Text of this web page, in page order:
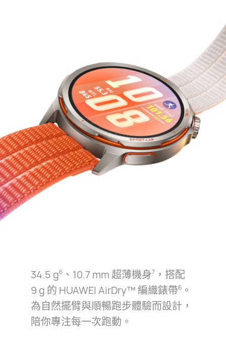
34.5 g6、10.7⁠ mm 超薄機身7，搭配
9⁠ g 的 HUAWEI AirDry™ 編織錶帶6。
為自然擺臂與順暢跑步體驗而設計，
陪你專注每一次跑⁠動。